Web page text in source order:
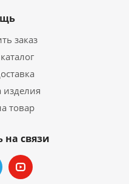
заказ
изделия
товар
на связи